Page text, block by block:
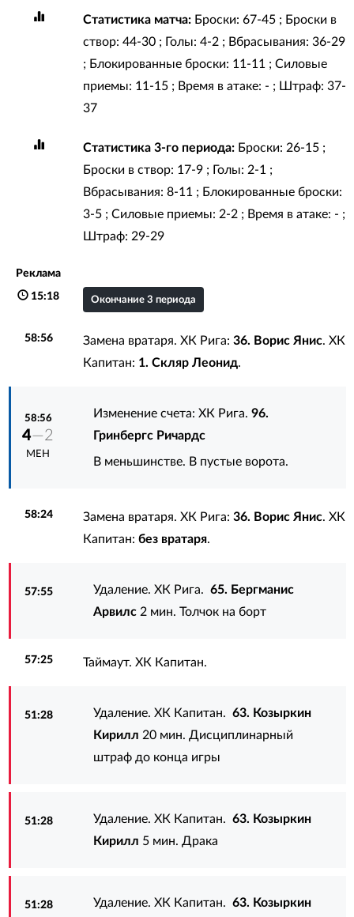
Статистика матча:Броски: 67-45 ; Броски в
створ: 44-30 ; Голы: 4-2 ; Вбрасывания: 36-29
; Блокированные броски: 11-11 ; Силовые
приемы: 11-15 ; Время в атаке: - ; Штраф: 37-
37
Статистика 3-го периода:Броски: 26-15 ;
Броски в створ: 17-9 ; Голы: 2-1 ;
Вбрасывания: 8-11 ; Блокированные броски:
3-5 ; Силовые приемы: 2-2 ; Время в атаке: - ;
Штраф: 29-29
Реклама
15:18 Окончание 3 периода
58:56 Замена вратаря. ХК Рига: 36. Ворис Янис. ХК
Капитан: 1. Скляр Леонид.
58:56
4—2
МЕН
Изменение счета: ХК Рига.96.
Гринбергс Ричардс
В меньшинстве. В пустые ворота.
58:24 Замена вратаря. ХК Рига: 36. Ворис Янис. ХК
Капитан: без вратаря.
57:55 Удаление. ХК Рига.65. Бергманис
Арвилс 2 мин. Толчок на борт
57:25 Таймаут. ХК Капитан.
51:28 Удаление. ХК Капитан.63. Козыркин
Кирилл 20 мин. Дисциплинарный
штраф до конца игры
51:28 Удаление. ХК Капитан.63. Козыркин
Кирилл 5 мин. Драка
51:28 Удаление. ХК Капитан.63. Козыркин